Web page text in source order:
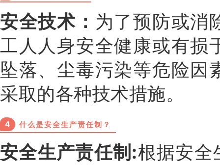
安全技术： 为了预防或消
工人人身安全健康或有损
坠落、尘毒污染等危险因
采取的各种技术措施。
4 什么是安全生产责任制？
安全生产责任制:根据安全